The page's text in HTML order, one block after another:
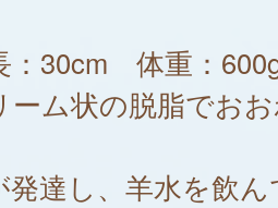
30cm 体重：
ーム状の脱脂でお
発達し、羊水を飲